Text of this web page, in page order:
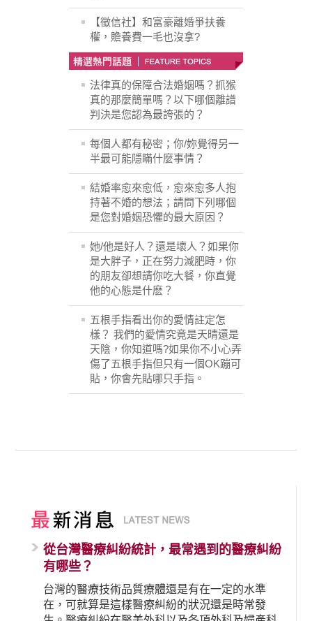
【徵信社】和富豪離婚爭扶養
權，贍養費一毛也沒拿?
法律真的保障合法婚姻嗎？抓猴
真的那麼簡單嗎？以下哪個離譜
判決是您認為最誇張的？
每個人都有秘密；你/妳覺得另一
半最可能隱瞞什麼事情？
結婚率愈來愈低，愈來愈多人抱
持著不婚的想法；請問下列哪個
是您對婚姻恐懼的最大原因？
她/他是好人？還是壞人？如果你
是大胖子，正在努力減肥時，你
的朋友卻想請你吃大餐，你直覺
他的心態是什麽？
五根手指看出你的愛情註定怎
樣？ 我們的愛情究竟是天晴還是
天陰，你知道嗎?如果你不小心弄
傷了五根手指但只有一個OK蹦可
貼，你會先貼哪只手指。
從台灣醫療糾紛統計，最常遇到的醫療糾紛
有哪些？
台灣的醫療技術品質療體還是有在一定的水準
在，可就算是這樣醫療糾紛的狀況還是時常發